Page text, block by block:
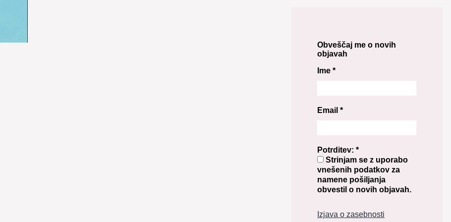
Obveščaj me o novih
objavah
Ime *
Email *
Potrditev: *
Strinjam se z uporabo
vnešenih podatkov za
namene pošiljanja
obvestil o novih objavah.
Izjava o zasebnosti